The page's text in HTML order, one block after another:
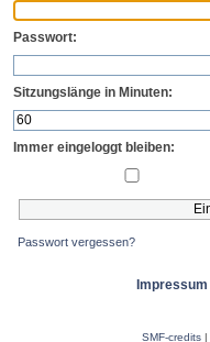
Passwort:
Sitzungslänge in Minuten:
Immer eingeloggt bleiben:
Passwort vergessen?
Impressum
SMF-credits